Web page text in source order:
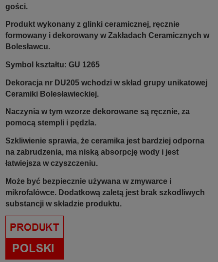
gości.
Produkt wykonany z glinki ceramicznej, ręcznie
formowany i dekorowany w Zakładach Ceramicznych w
Bolesławcu.
Symbol kształtu: GU 1265
Dekoracja nr DU205 wchodzi w skład grupy unikatowej
Ceramiki Bolesławieckiej.
Naczynia w tym wzorze dekorowane są ręcznie, za
pomocą stempli i pędzla.
Szkliwienie sprawia, że ceramika jest bardziej odporna
na zabrudzenia, ma niską absorpcję wody i jest
łatwiejsza w czyszczeniu.
Może być bezpiecznie używana w zmywarce i
mikrofalówce. Dodatkową zaletą jest brak szkodliwych
substancji w składzie produktu.